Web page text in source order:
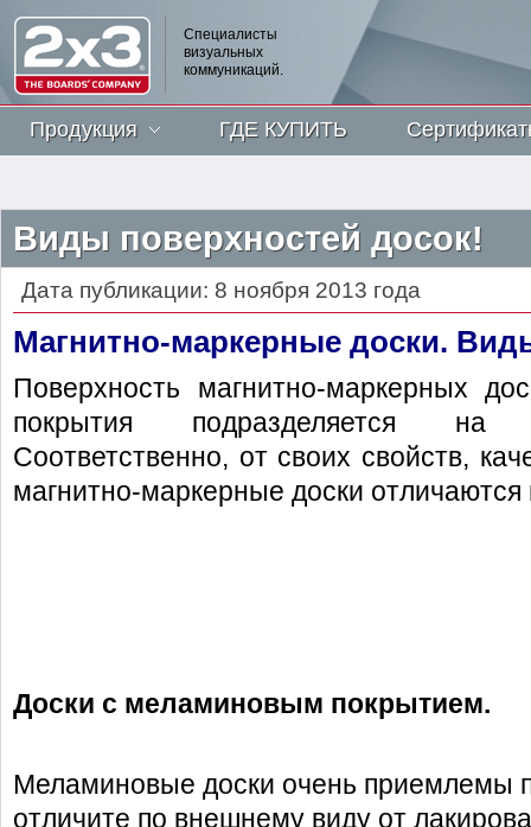
Специалисты
визуальных
коммуникаций.
Продукция ГДЕ КУПИТЬ
Виды поверхностей досок!
Дата публикации: 8 ноября 2013 года
Магнитно-маркерные доски.
Поверхность магнитно-маркерных
покрытия подразделяется на
Соответственно, от своих свойств,
магнитно-маркерные доски отличаются
Доски с меламиновым
Меламиновые доски очень приемлемы
отличите по внешнему виду от